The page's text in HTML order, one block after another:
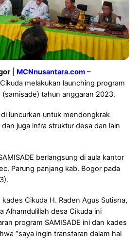
MCNnusantara.com –
melakukan launching program
(samisade) tahun anggaran 2023.
di luncurkan untuk mendongkrak
juga infra struktur desa dan lain
berlangsung di aula kantor
Parung panjang kab. Bogor pada
Cikuda H. Raden Agus Sutisna,
Alhamdulillah desa Cikuda ini
program SAMISADE ini dan kades
“saya ingin transfaran dalam hal